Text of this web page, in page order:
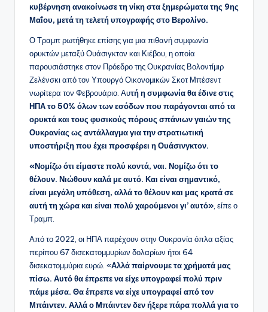
κυβέρνηση ανακοίνωσε τη νίκη στα ξημερώματα της 9ης
Μαΐου, μετά τη τελετή υπογραφής στο Βερολίνο.
Ο Τραμπ ρωτήθηκε επίσης για μια πιθανή συμφωνία
ορυκτών μεταξύ Ουάσιγκτον και Κιέβου, η οποία
παρουσιάστηκε στον Πρόεδρο της Ουκρανίας Βολοντίμιρ
Ζελένσκι από τον Υπουργό Οικονομικών Σκοτ Μπέσεντ
νωρίτερα τον Φεβρουάριο. Αυτή η συμφωνία θα έδινε στις
ΗΠΑ το 50% όλων των εσόδων που παράγονται από τα
ορυκτά και τους φυσικούς πόρους σπάνιων γαιών της
Ουκρανίας ως αντάλλαγμα για την στρατιωτική
υποστήριξη που έχει προσφέρει η Ουάσινγκτον.
«Νομίζω ότι είμαστε πολύ κοντά, ναι. Νομίζω ότι το
θέλουν. Νιώθουν καλά με αυτό. Και είναι σημαντικό,
είναι μεγάλη υπόθεση, αλλά το θέλουν και μας κρατά σε
αυτή τη χώρα και είναι πολύ χαρούμενοι γι’ αυτό» , είπε ο
Τραμπ.
Από το 2022, οι ΗΠΑ παρέχουν στην Ουκρανία όπλα αξίας
περίπου 67 δισεκατομμυρίων δολαρίων ήτοι 64
δισεκατομμύρια ευρώ. «Αλλά παίρνουμε τα χρήματά μας
πίσω. Αυτό θα έπρεπε να είχε υπογραφεί πολύ πριν
πάμε μέσα. Θα έπρεπε να είχε υπογραφεί από τον
Μπάιντεν. Αλλά ο Μπάιντεν δεν ήξερε πάρα πολλά για το